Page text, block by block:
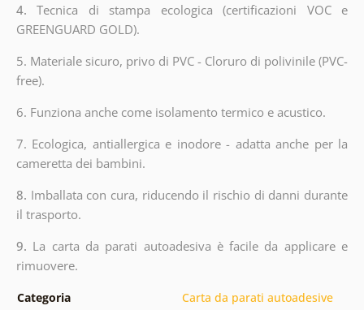
4.Tecnica di stampa ecologica (certificazioni VOC e
GREENGUARD GOLD).
5. Materiale sicuro, privo di PVC - Cloruro di polivinile (PVC-
free).
6. Funziona anche come isolamento termico e acustico.
7. Ecologica, antiallergica e inodore - adatta anche per la
cameretta dei bambini.
8. Imballata con cura, riducendo il rischio di danni durante
il trasporto.
9. La carta da parati autoadesiva è facile da applicare e
rimuovere.
Categoria Carta da parati autoadesive